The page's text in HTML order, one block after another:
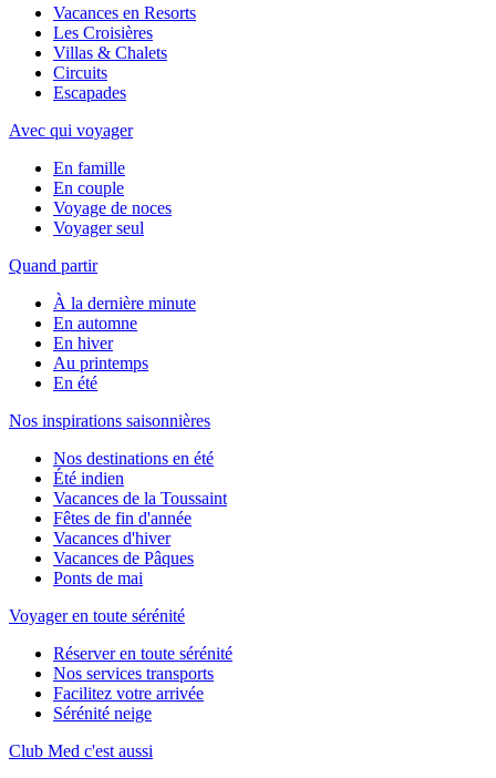
Vacances en Resorts
Les Croisières
Villas & Chalets
Circuits
Escapades
Avec qui voyager
En famille
En couple
Voyage de noces
Voyager seul
Quand partir
À la dernière minute
En automne
En hiver
Au printemps
En été
Nos inspirations saisonnières
Nos destinations en été
Été indien
Vacances de la Toussaint
Fêtes de fin d'année
Vacances d'hiver
Vacances de Pâques
Ponts de mai
Voyager en toute sérénité
Réserver en toute sérénité
Nos services transports
Facilitez votre arrivée
Sérénité neige
Club Med c'est aussi